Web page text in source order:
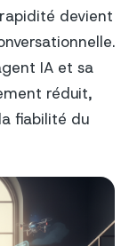
devient
IA et sa
réduit,
fiabilité du